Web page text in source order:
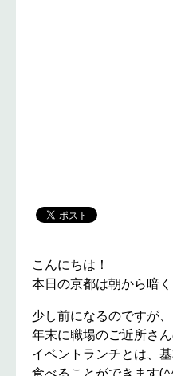
こんにちは！
本日の京都は朝から暗
少し前になるのですが、
年末に職場のご近所さ
イベントランチとは、